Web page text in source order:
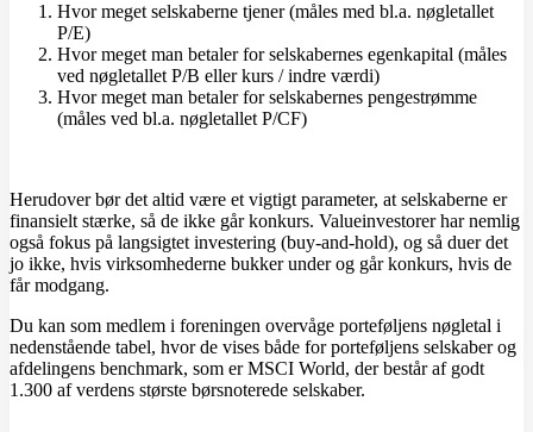
Hvor meget selskaberne tjener (måles med bl.a. nøgletallet
P/E)
Hvor meget man betaler for selskabernes egenkapital (måles
ved nøgletallet P/B eller kurs / indre værdi)
Hvor meget man betaler for selskabernes pengestrømme
(måles ved bl.a. nøgletallet P/CF)
Herudover bør det altid være et vigtigt parameter, at selskaberne er
finansielt stærke, så de ikke går konkurs. Valueinvestorer har nemlig
også fokus på langsigtet investering (buy-and-hold), og så duer det
jo ikke, hvis virksomhederne bukker under og går konkurs, hvis de
får modgang.
Du kan som medlem i foreningen overvåge porteføljens nøgletal i
nedenstående tabel, hvor de vises både for porteføljens selskaber og
afdelingens benchmark, som er MSCI World, der består af godt
1.300 af verdens største børsnoterede selskaber.